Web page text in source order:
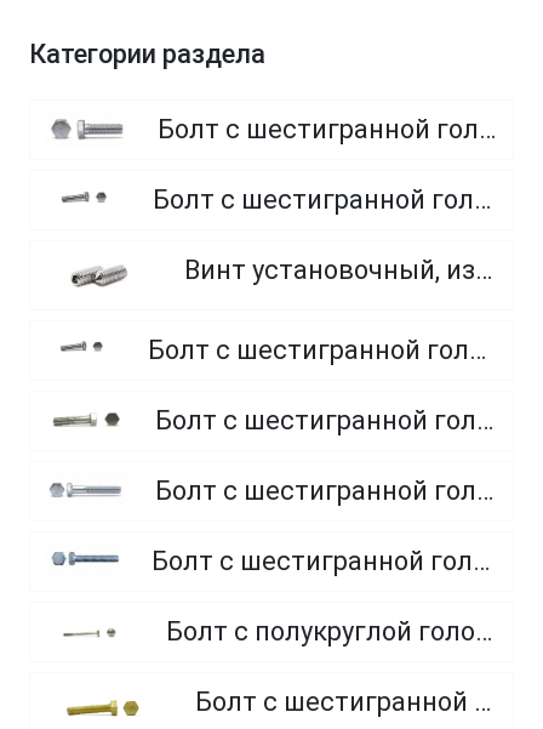
Категории раздела
Болт с шестигранной головкой, полная резьба, класс прочности 8.8
Болт с шестигранной головкой, полная резьба, класс прочности 4.8 и 5.8
Винт установочный, из нержавеющей стали A2
Болт с шестигранной головкой, полная резьба, из нержавеющей стали A2 и A4
Болт с шестигранной головкой, неполная резьба, класс прочности 5.8
Болт с шестигранной головкой, неполная резьба, класс прочности 8.8
Болт с шестигранной головкой, полная резьба, класс прочности 10.9 и 12.9
Болт с полукруглой головкой и квадратным подголовником
Болт с шестигранной головкой, из латуни